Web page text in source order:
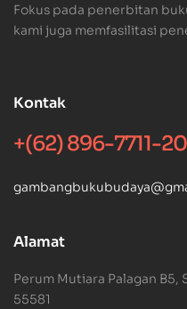
Fokus pada penerbitan
kami juga memfasilitasi
Kontak
+(62) 896-7711-
Alamat
Perum Mutiara Palagan B5,
55581